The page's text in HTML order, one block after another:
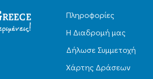
Πληροφορίες
H Διαδρομή μας
Δήλωσε Συμμετοχή
Χάρτης Δράσεων